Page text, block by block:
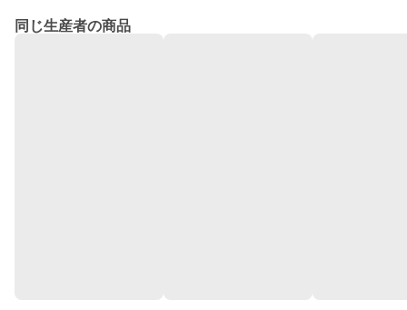
同じ生産者の商品